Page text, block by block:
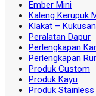
Ember Mini
Kaleng Kerupuk
Klakat – Kukusan
Peralatan Dapur
Perlengkapan
Perlengkapan
Produk Custom
Produk Kayu
Produk Stainless